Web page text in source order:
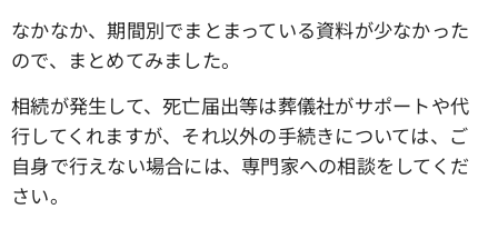
なかなか、期間別でまとまっている資料が少なかった
ので、まとめてみました。
相続が発生して、死亡届出等は葬儀社がサポートや代
行してくれますが、それ以外の手続きについては、ご
自身で行えない場合には、専門家への相談をしてくだ
さい。